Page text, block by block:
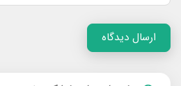
ارسال دیدگاه